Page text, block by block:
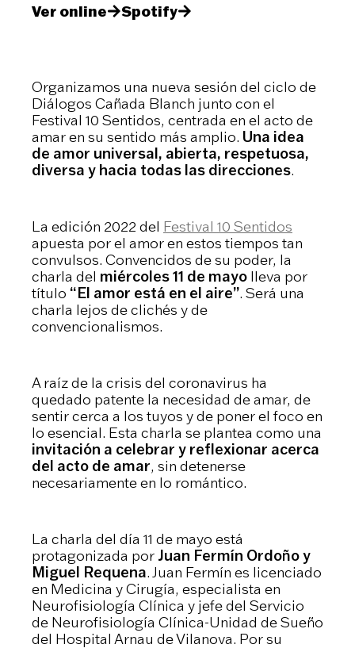
Ver online Spotify
Organizamos una nueva sesión del ciclo de
Diálogos Cañada Blanch junto con el
Festival 10 Sentidos, centrada en el acto de
amar en su sentido más amplio. Una idea
de amor universal, abierta, respetuosa,
diversa y hacia todas las direcciones.
La edición 2022 del Festival 10 Sentidos
apuesta por el amor en estos tiempos tan
convulsos. Convencidos de su poder, la
charla del miércoles 11 de mayo lleva por
título “El amor está en el aire”. Será una
charla lejos de clichés y de
convencionalismos.
A raíz de la crisis del coronavirus ha
quedado patente la necesidad de amar, de
sentir cerca a los tuyos y de poner el foco en
lo esencial. Esta charla se plantea como una
invitación a celebrar y reflexionar acerca
del acto de amar, sin detenerse
necesariamente en lo romántico.
La charla del día 11 de mayo está
protagonizada por Juan Fermín Ordoño y
Miguel Requena. Juan Fermín es licenciado
en Medicina y Cirugía, especialista en
Neurofisiología Clínica y jefe del Servicio
de Neurofisiología Clínica-Unidad de Sueño
del Hospital Arnau de Vilanova. Por su